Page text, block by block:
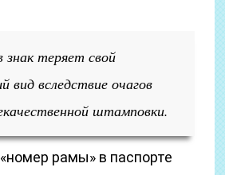
знак теряет свой
вид вследствие очагов
штамповки.
рамы» в паспорте